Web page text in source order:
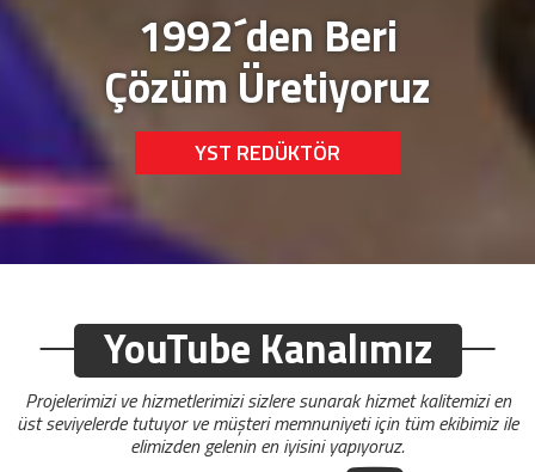
1992´den Beri
Çözüm Üretiyoruz
YST REDÜKTÖR
YouTube Kanalımız
Projelerimizi ve hizmetlerimizi sizlere sunarak hizmet kalitemizi en
üst seviyelerde tutuyor ve müşteri memnuniyeti için tüm ekibimiz ile
elimizden gelenin en iyisini yapıyoruz.